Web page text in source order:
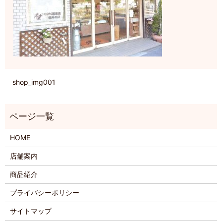
shop_img001
HOME
店舗案内
商品紹介
プライバシーポリシー
サイトマップ